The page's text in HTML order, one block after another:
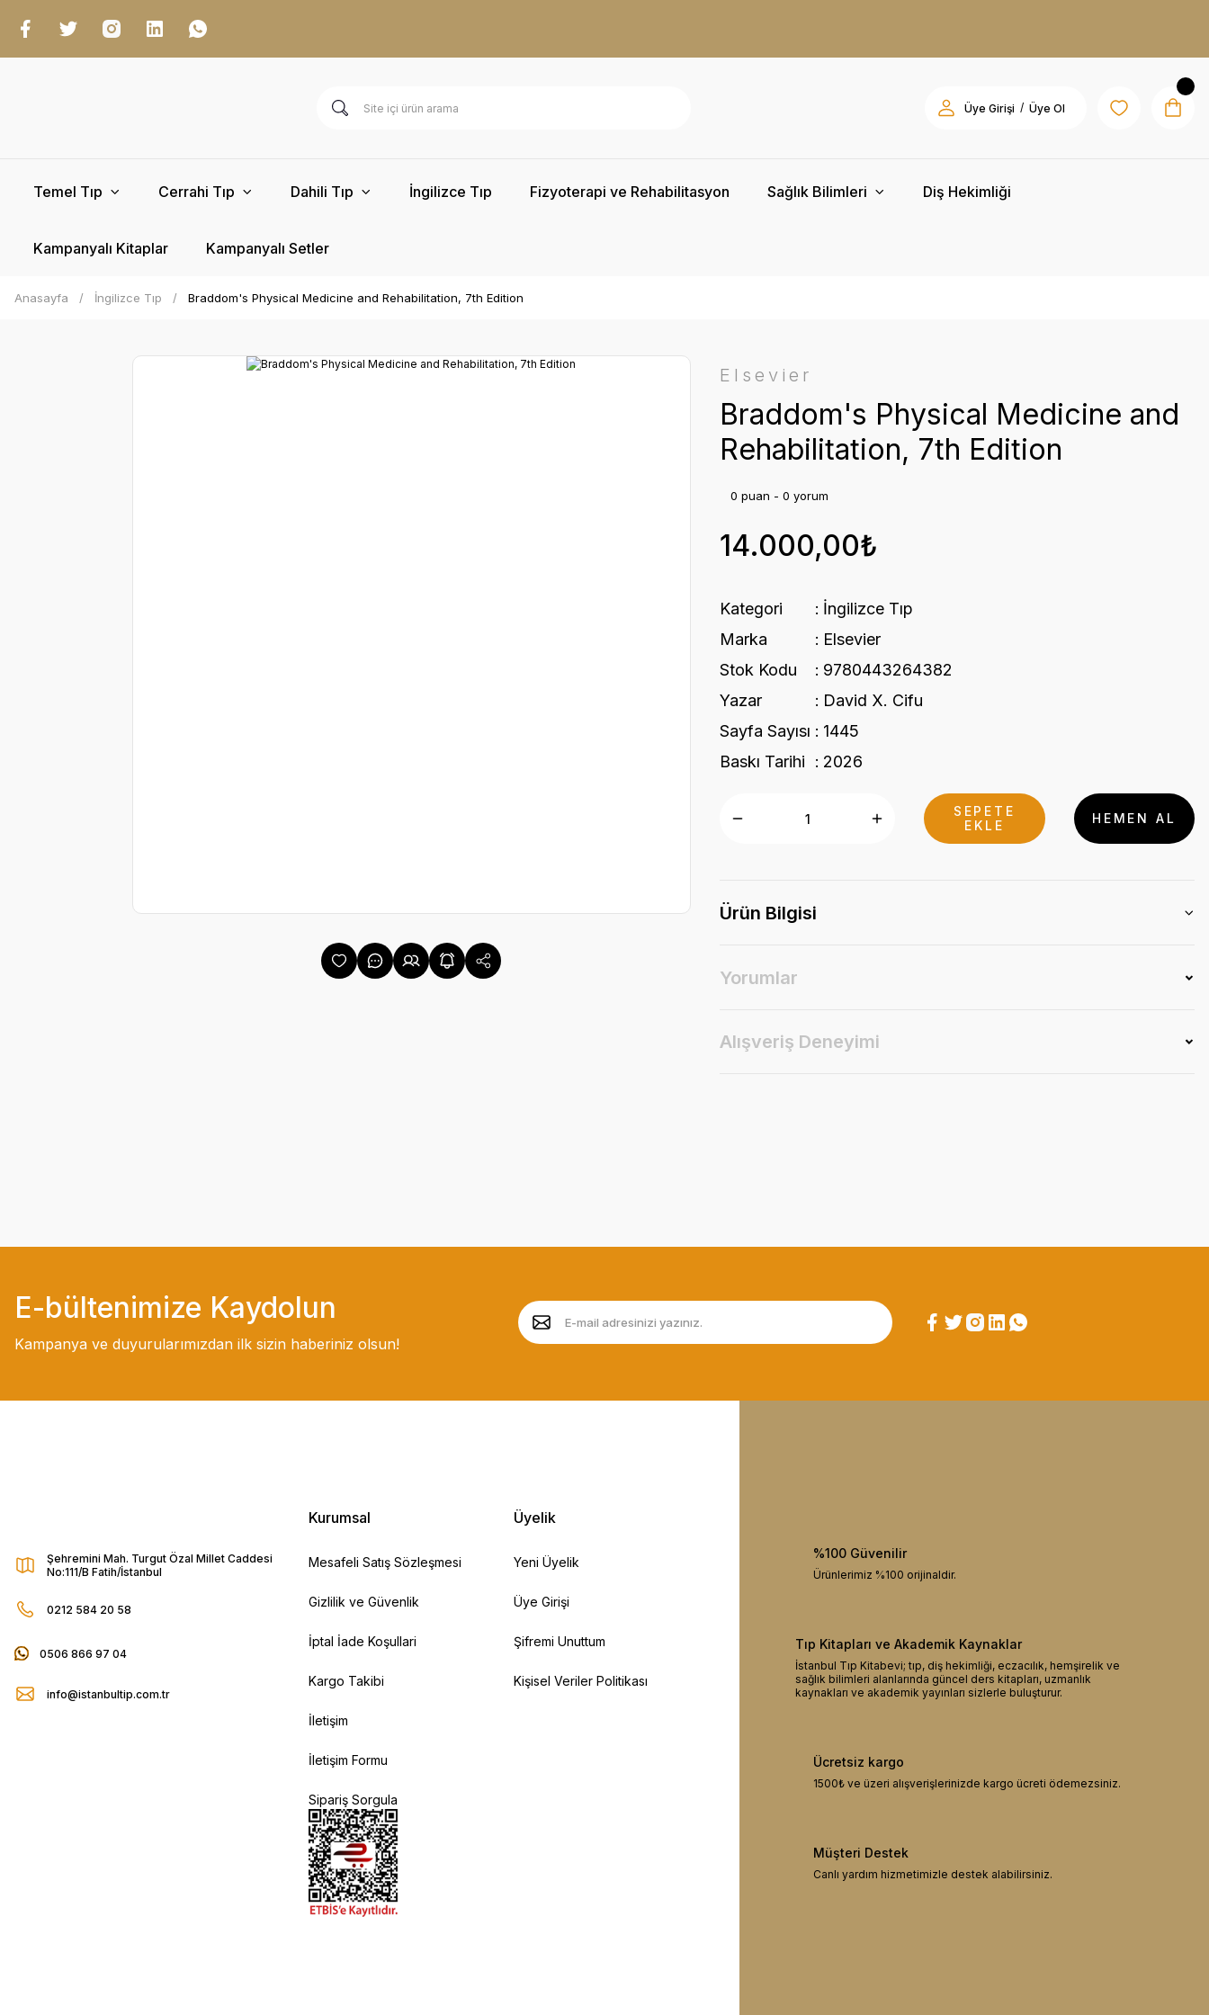
Üye Girişi / Üye Ol
Temel Tıp Cerrahi Tıp Dahili Tıp İngilizce Tıp Fizyoterapi ve Rehabilitasyon Sağlık Bilimleri Diş Hekimliği
Kampanyalı Kitaplar Kampanyalı Setler
Anasayfa İngilizce Tıp Braddom's Physical Medicine and Rehabilitation, 7th Edition
Elsevier
Braddom's Physical Medicine and
Rehabilitation, 7th Edition
0 puan - 0 yorum
14.000,00₺
Kategori
İngilizce Tıp
Marka
Elsevier
Stok Kodu
9780443264382
Yazar
David X. Cifu
Sayfa Sayısı
1445
Baskı Tarihi
2026
SEPETE
EKLE
HEMEN AL
Ürün Bilgisi
Yorumlar
Alışveriş Deneyimi
E-bültenimize Kaydolun
Kampanya ve duyurularımızdan ilk sizin haberiniz olsun!
Şehremini Mah. Turgut Özal Millet Caddesi
No:111/B Fatih/İstanbul
0212 584 20 58
0506 866 97 04
info@istanbultip.com.tr
Kurumsal
Mesafeli Satış Sözleşmesi
Gizlilik ve Güvenlik
İptal İade Koşullari
Kargo Takibi
İletişim
İletişim Formu
Sipariş Sorgula
Üyelik
Yeni Üyelik
Üye Girişi
Şifremi Unuttum
Kişisel Veriler Politikası
%100 Güvenilir
Ürünlerimiz %100 orijinaldir.
Tıp Kitapları ve Akademik Kaynaklar
İstanbul Tıp Kitabevi; tıp, diş hekimliği, eczacılık, hemşirelik ve
sağlık bilimleri alanlarında güncel ders kitapları, uzmanlık
kaynakları ve akademik yayınları sizlerle buluşturur.
Ücretsiz kargo
1500₺ ve üzeri alışverişlerinizde kargo ücreti ödemezsiniz.
Müşteri Destek
Canlı yardım hizmetimizle destek alabilirsiniz.